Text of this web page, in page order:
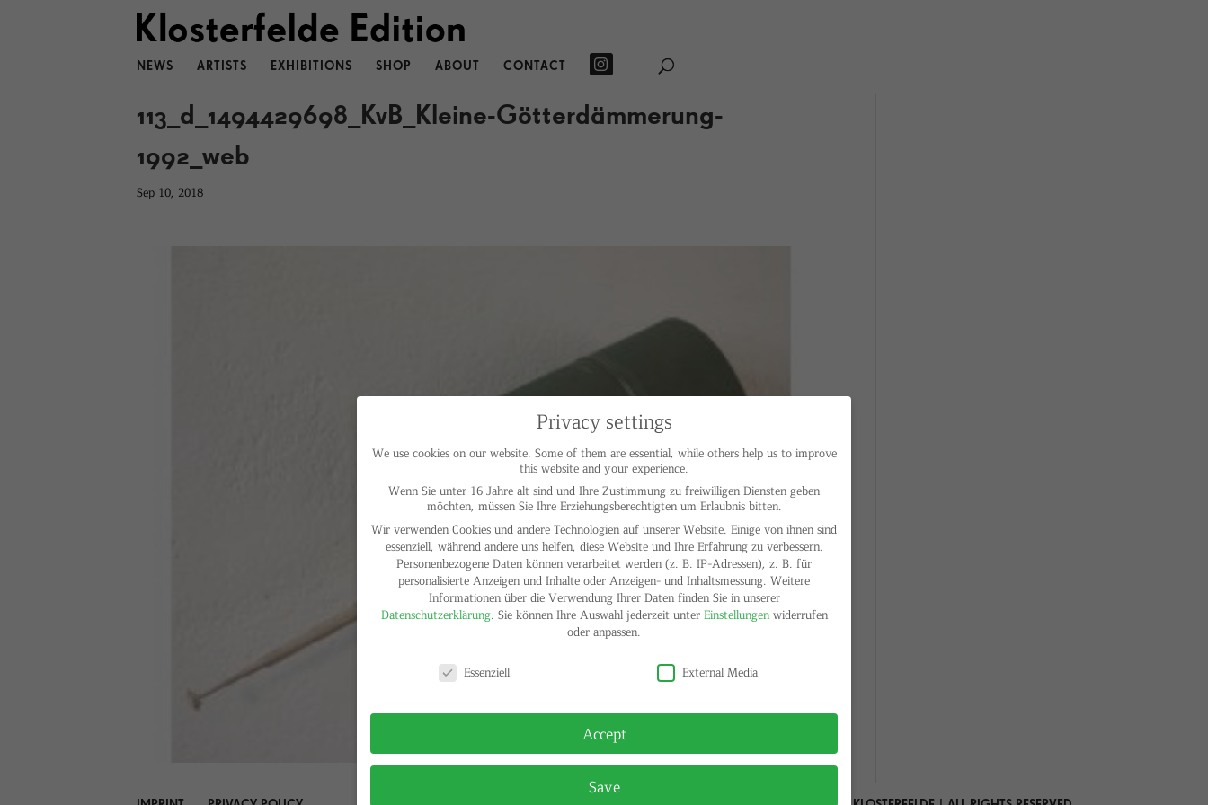
NEWS ARTISTS EXHIBITIONS SHOP ABOUT CONTACT
113_d_1494429698_KvB_Kleine-Götterdämmerung-
1992_web
Sep 10, 2018
Privacy settings
We use cookies on our website. Some of them are essential, while others help us to improve
this website and your experience.
Wenn Sie unter 16 Jahre alt sind und Ihre Zustimmung zu freiwilligen Diensten geben
möchten, müssen Sie Ihre Erziehungsberechtigten um Erlaubnis bitten.
Wir verwenden Cookies und andere Technologien auf unserer Website. Einige von ihnen sind
essenziell, während andere uns helfen, diese Website und Ihre Erfahrung zu verbessern.
Personenbezogene Daten können verarbeitet werden (z. B. IP-Adressen), z. B. für
personalisierte Anzeigen und Inhalte oder Anzeigen- und Inhaltsmessung. Weitere
Informationen über die Verwendung Ihrer Daten finden Sie in unserer
Datenschutzerklärung. Sie können Ihre Auswahl jederzeit unter Einstellungenwiderrufen
oder anpassen.
Essenziell
External Media
Accept
Save